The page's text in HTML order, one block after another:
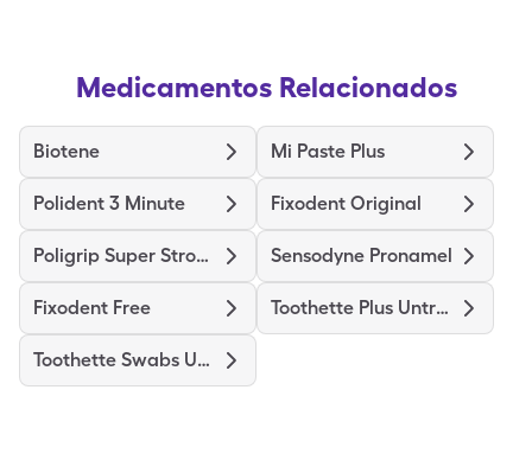
Medicamentos Relacionados
Biotene Mi Paste Plus
Polident 3 Minute Fixodent Original
Poligrip Super Strong Sensodyne Pronamel
Fixodent Free Toothette Plus Untreated
Toothette Swabs Untreated